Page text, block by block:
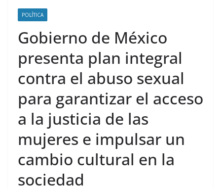
POLÍTICA
Gobierno de México
presenta plan integral
contra el abuso sexual
para garantizar el acceso
a la justicia de las
mujeres e impulsar un
cambio cultural en la
sociedad